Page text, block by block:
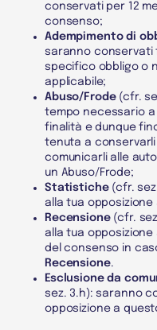
conservati per 12
consenso;
Adempimento di
saranno conservati
specifico obbligo o
applicabile;
Abuso/Frode(cfr.
tempo necessario
finalità e dunque
tenuta a
comunicarli alle
un Abuso/Frode;
Statistiche(cfr.
alla tua
Recensione(cfr.
alla tua
del consenso in
Recensione.
Esclusione da
sez. 3.h): saranno
opposizione a